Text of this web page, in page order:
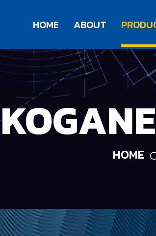
HOME ABOUT
HOME